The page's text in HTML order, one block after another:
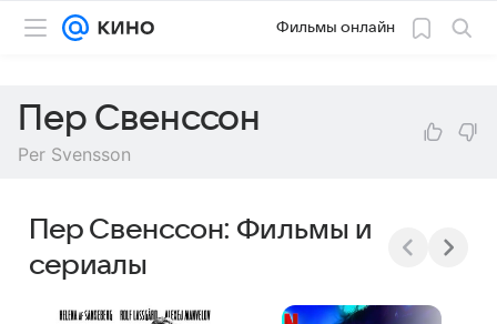
Фильмы онлайн
Пер Свенссон
Per Svensson
Пер Свенссон: Фильмы и
сериалы